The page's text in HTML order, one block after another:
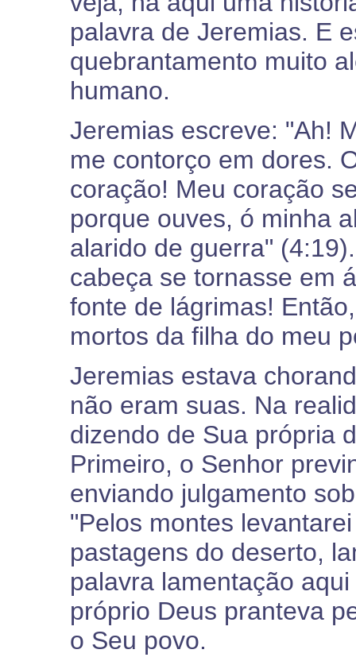
palavra de Jeremias. E
quebrantamento muito
humano.
Jeremias escreve: "Ah!
me contorço em dores.
coração! Meu coração
porque ouves, ó minha
alarido de guerra"
cabeça se tornasse em
fonte de lágrimas!
mortos da filha do meu
Jeremias estava
não eram suas. Na
dizendo de Sua própria
Primeiro, o Senhor
enviando julgamento
"Pelos montes
pastagens do deserto,
palavra lamentação
próprio Deus pranteva
o Seu povo.